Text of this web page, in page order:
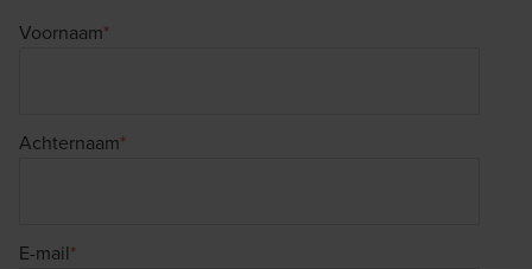
Voornaam*
Achternaam*
E-mail*